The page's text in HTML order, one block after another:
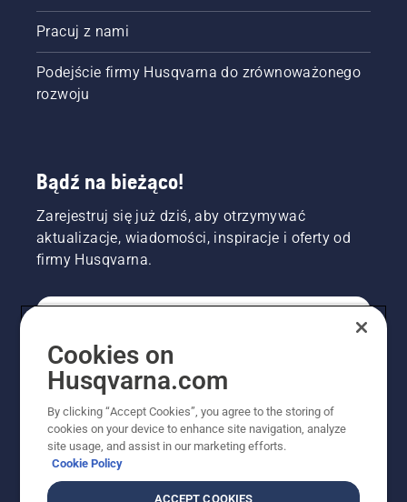
Pracuj z nami
Podejście firmy Husqvarna do zrównoważonego
rozwoju
Bądź na bieżąco!
Zarejestruj się już dziś, aby otrzymywać
aktualizacje, wiadomości, inspiracje i oferty od
firmy Husqvarna.
PROFESJONALISTA
Cookies on
Husqvarna.com
By clicking “Accept Cookies”, you agree to the storing of
cookies on your device to enhance site navigation, analyze
site usage, and assist in our marketing efforts.
Cookie Policy
ACCEPT COOKIES